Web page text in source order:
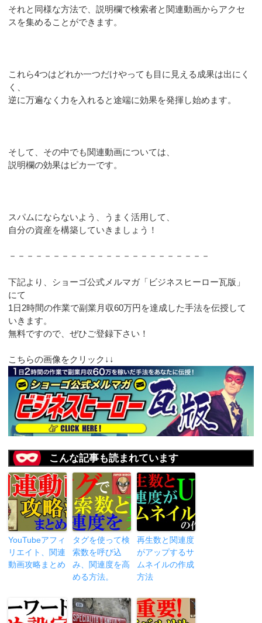
それと同様な方法で、説明欄で検索者と関連動画からアクセ
スを集めることができます。
これら4つはどれか一つだけやっても目に見える成果は出にく
く、
逆に万遍なく力を入れると途端に効果を発揮し始めます。
そして、その中でも関連動画については、
説明欄の効果はピカ一です。
スパムにならないよう、うまく活用して、
自分の資産を構築していきましょう！
－－－－－－－－－－－－－－－－－－－－－－－
下記より、ショーゴ公式メルマガ「ビジネスヒーロー瓦版」
にて
1日2時間の作業で副業月収60万円を達成した手法を伝授して
いきます。
無料ですので、ぜひご登録下さい！
こちらの画像をクリック↓↓
こんな記事も読まれています
YouTubeアフィ
リエイト、関連
動画攻略まとめ
タグを使って検
索数を呼び込
み、関連度を高
める方法。
再生数と関連度
がアップするサ
ムネイルの作成
方法